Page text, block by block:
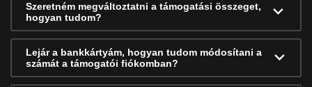
Szeretném megváltoztatni a támogatási összeget,
hogyan tudom?
Lejár a bankkártyám, hogyan tudom módosítani a
számát a támogatói fiókomban?